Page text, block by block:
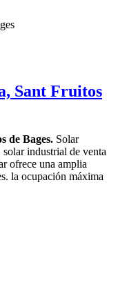
Sant Fruitos
de Bages. Solar
industrial de venta
ofrece una amplia
la ocupación máxima